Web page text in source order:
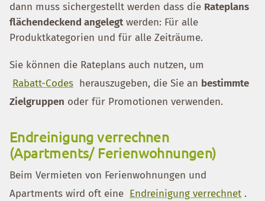
dann muss sichergestellt werden dass die Rateplans
flächendeckend angelegtwerden: Für alle
Produktkategorien und für alle Zeiträume.
Sie können die Rateplans auch nutzen, um
Rabatt-Codes herauszugeben, die Sie an bestimmte
Zielgruppen oder für Promotionen verwenden.
Endreinigung verrechnen
(Apartments/ Ferienwohnungen)
Beim Vermieten von Ferienwohnungen und
Apartments wird oft eine Endreinigung verrechnet .